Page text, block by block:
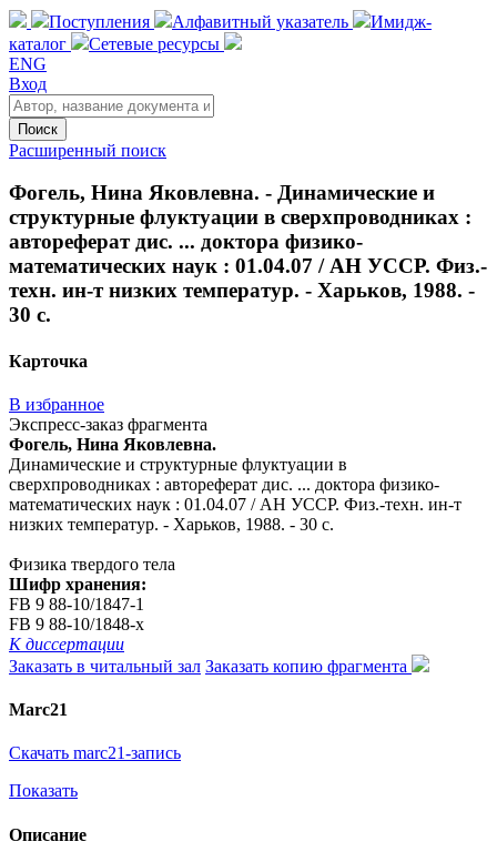
Поступления Алфавитный указатель
Имидж-
каталог
Сетевые ресурсы
ENG
Вход
Поиск
Расширенный поиск
Фогель, Нина Яковлевна. - Динамические и
структурные флуктуации в сверхпроводниках :
автореферат дис. ... доктора физико-
математических наук : 01.04.07 / АН УССР. Физ.-
техн. ин-т низких температур. - Харьков, 1988. -
30 с.
Карточка
В избранное
Экспресс-заказ фрагмента
Фогель, Нина Яковлевна.
Динамические и структурные флуктуации в
сверхпроводниках : автореферат дис. ... доктора физико-
математических наук : 01.04.07 / АН УССР. Физ.-техн. ин-т
низких температур. - Харьков, 1988. - 30 с.
Физика твердого тела
Шифр хранения:
FB 9 88-10/1847-1
FB 9 88-10/1848-x
К диссертации
Заказать в читальный зал Заказать копию фрагмента
Marc21
Скачать marc21-запись
Показать
Описание